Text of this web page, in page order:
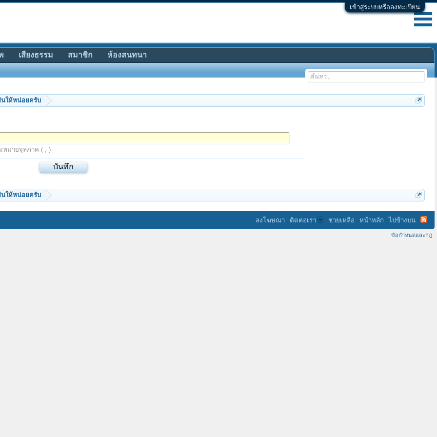
เข้าสู่ระบบหรือลงทะเบียน
ให้หน่อยครับ
หมายจุลภาค ( , )
ให้หน่อยครับ
เสียงธรรม สมาชิก ห้องสนทนา
ลงโฆษณา ติดต่อเรา ช่วยเหลือ หน้าหลัก ไปข้างบน
ข้อกำหนดและกฎ